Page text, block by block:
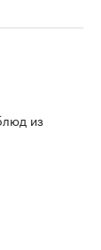
из